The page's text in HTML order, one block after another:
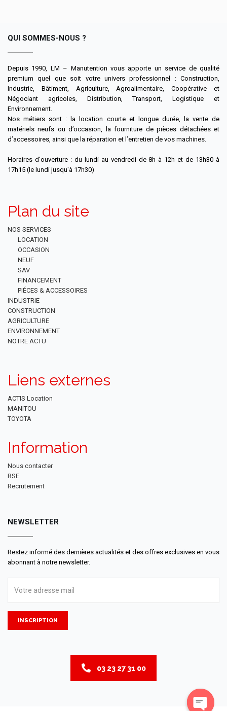
QUI SOMMES-NOUS ?
Depuis 1990, LM – Manutention vous apporte un service de qualité
premium quel que soit votre univers professionnel : Construction,
Industrie, Bâtiment, Agriculture, Agroalimentaire, Coopérative et
Négociant agricoles, Distribution, Transport, Logistique et
Environnement.
Nos métiers sont : la location courte et longue durée, la vente de
matériels neufs ou d’occasion, la fourniture de pièces détachées et
d’accessoires, ainsi que la réparation et l’entretien de vos machines.
Horaires d'ouverture : du lundi au vendredi de 8h à 12h et de 13h30 à
17h15 (le lundi jusqu'à 17h30)
Plan du site
NOS SERVICES
LOCATION
OCCASION
NEUF
SAV
FINANCEMENT
PIÉCES & ACCESSOIRES
INDUSTRIE
CONSTRUCTION
AGRICULTURE
ENVIRONNEMENT
NOTRE ACTU
Liens externes
ACTIS Location
MANITOU
TOYOTA
Information
Nous contacter
RSE
Recrutement
NEWSLETTER
Restez informé des dernières actualités et des offres exclusives en vous
abonnant à notre newsletter.
INSCRIPTION
03 23 27 31 00